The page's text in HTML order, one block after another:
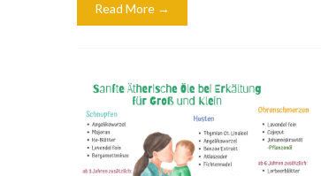
Read More →